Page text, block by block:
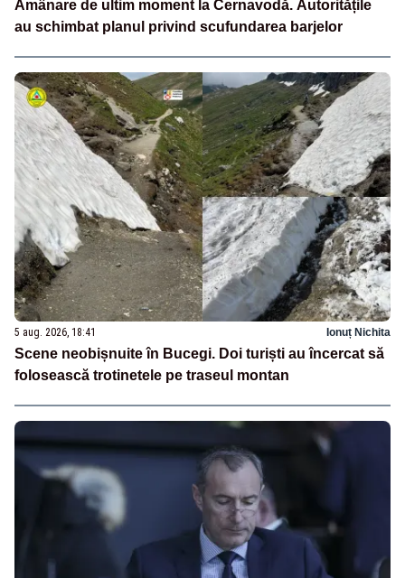
Amânare de ultim moment la Cernavodă. Autoritățile
au schimbat planul privind scufundarea barjelor
5 aug. 2026, 18:41 Ionuț Nichita
Scene neobișnuite în Bucegi. Doi turiști au încercat să
folosească trotinetele pe traseul montan